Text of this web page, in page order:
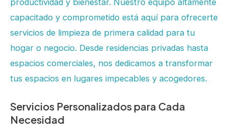
productividad y bienestar. Nuestro equipo altamente
capacitado y comprometido está aquí para ofrecerte
servicios de limpieza de primera calidad para tu
hogar o negocio. Desde residencias privadas hasta
espacios comerciales, nos dedicamos a transformar
tus espacios en lugares impecables y acogedores.
Servicios Personalizados para Cada
Necesidad